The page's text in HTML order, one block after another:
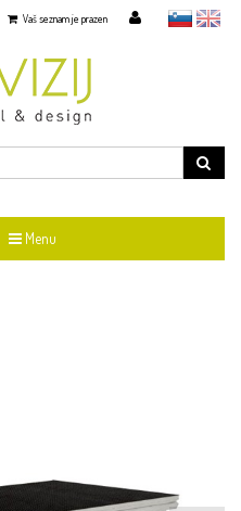
slovensko
English
Vaš seznam je prazen
Menu